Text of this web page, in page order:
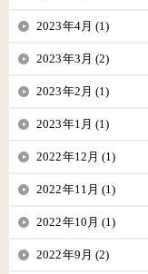
2023年4月 (1)
2023年3月 (2)
2023年2月 (1)
2023年1月 (1)
2022年12月 (1)
2022年11月 (1)
2022年10月 (1)
2022年9月 (2)